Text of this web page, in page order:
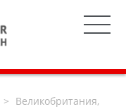
Великобритания,